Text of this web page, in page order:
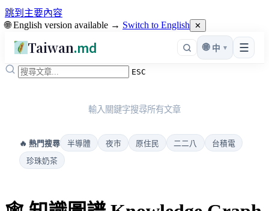
跳到主要內容
🌐 English version available → Switch to English ✕
Taiwan.md ☰
🌐 中 ▾
ESC
輸入關鍵字搜尋所有文章
🔥 熱門搜尋 半導體 夜市 原住民 二二八
台積電
珍珠奶茶